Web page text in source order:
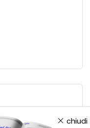
rivoluziona il
persone echiudi